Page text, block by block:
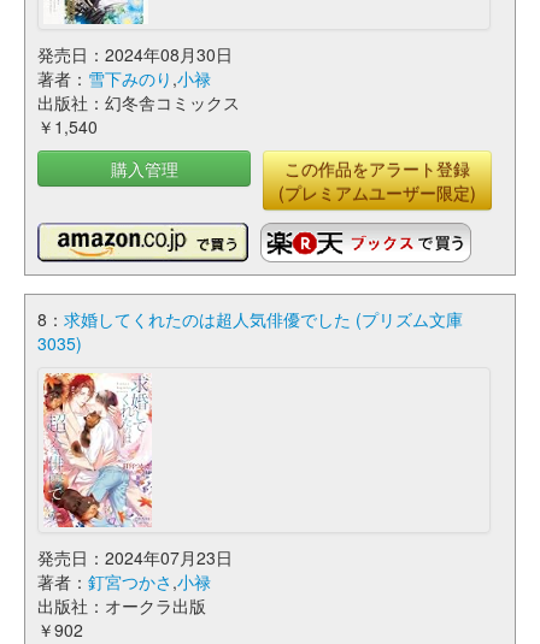
発売日：2024年08月30日
著者： 雪下みのり ,小禄
出版社：幻冬舎コミックス
￥1,540
購入管理
この作品をアラート登録
(プレミアムユーザー限定)
8： 求婚してくれたのは超人気俳優でした (プリズム文庫
3035)
発売日：2024年07月23日
著者： 釘宮つかさ ,小禄
出版社：オークラ出版
￥902